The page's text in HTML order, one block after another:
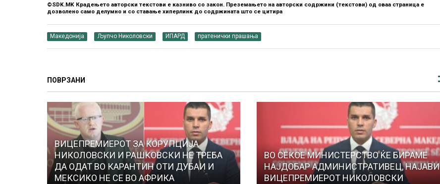
©SDK.MK Крадењето авторски текстови е казниво со закон. Преземањето на авторски содржини (текстови) од оваа страница е
дозволено само делумно и со ставање хиперлинк до содржината што се цитира
Македонија Љупчо Николовски ИПАРД пратенички прашања
ПОВРЗАНИ
ВИЦЕПРЕМИЕРОТ ЗА КОРУПЦИЈА
НИКОЛОВСКИ И РАШКОВСКИ НЕ ТРЕБА
ДА ОДАТ ВО КАРАНТИН ОТИ ДУБАИ И
МЕКСИКО НЕ СЕ ВО АФРИКА
ВО СЕКОЕ МИНИСТЕРСТВО ЌЕ БИРАМЕ
НАЈДОБАР АДМИНИСТРАТИВЕЦ, НАЈАВИ
ВИЦЕПРЕМИЕРОТ НИКОЛОВСКИ